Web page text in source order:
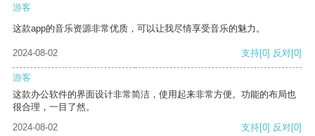
游客
这款app的音乐资源非常优质，可以让我尽情享受音乐的魅力。
2024-08-02 支持[0] 反对[0]
游客
这款办公软件的界面设计非常简洁，使用起来非常方便。功能的布局也
很合理，一目了然。
2024-08-02
支持[0] 反对[0]